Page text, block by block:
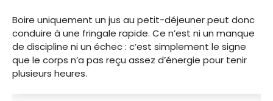
Boire uniquement un jus au petit-déjeuner peut donc
conduire à une fringale rapide. Ce n’est ni un manque
de discipline ni un échec : c’est simplement le signe
que le corps n’a pas reçu assez d’énergie pour tenir
plusieurs heures.